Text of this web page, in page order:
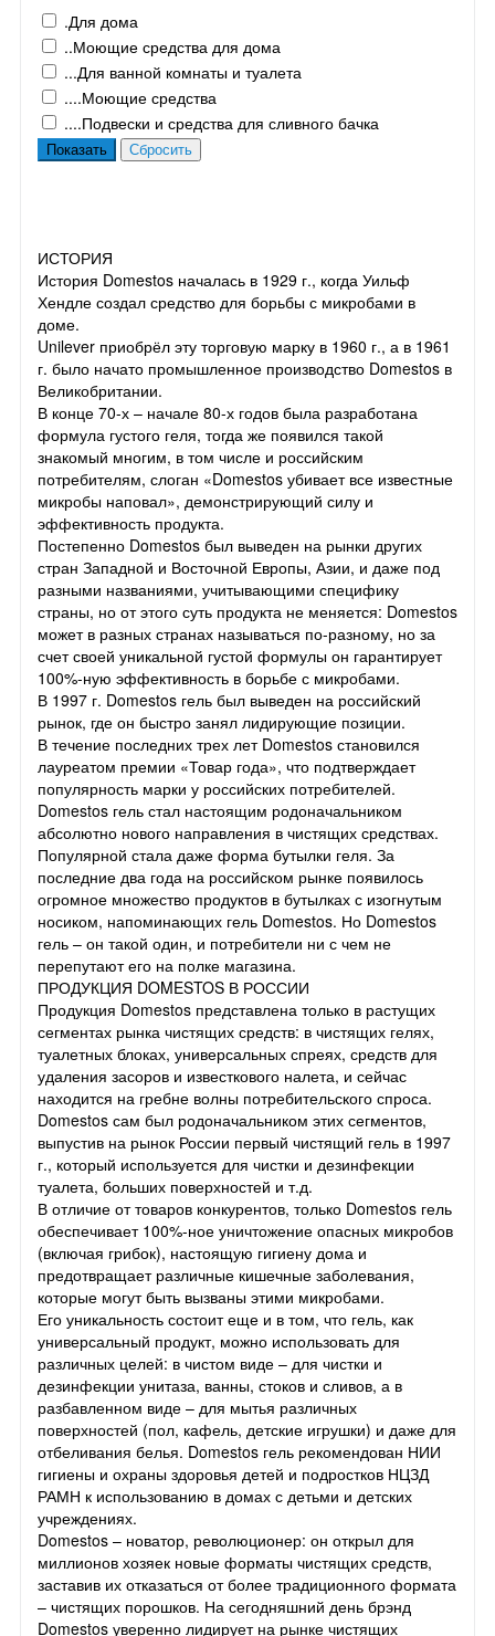
.Для дома
..Моющие средства для дома
...Для ванной комнаты и туалета
....Моющие средства
....Подвески и средства для сливного бачка
ИСТОРИЯ
История Domestos началась в 1929 г., когда Уильф
Хендле создал средство для борьбы с микробами в
доме.
Unilever приобрёл эту торговую марку в 1960 г., а в 1961
г. было начато промышленное производство Domestos в
Великобритании.
В конце 70-х – начале 80-х годов была разработана
формула густого геля, тогда же появился такой
знакомый многим, в том числе и российским
потребителям, слоган «Domestos убивает все известные
микробы наповал», демонстрирующий силу и
эффективность продукта.
Постепенно Domestos был выведен на рынки других
стран Западной и Восточной Европы, Азии, и даже под
разными названиями, учитывающими специфику
страны, но от этого суть продукта не меняется: Domestos
может в разных странах называться по-разному, но за
счет своей уникальной густой формулы он гарантирует
100%-ную эффективность в борьбе с микробами.
В 1997 г. Domestos гель был выведен на российский
рынок, где он быстро занял лидирующие позиции.
В течение последних трех лет Domestos становился
лауреатом премии «Товар года», что подтверждает
популярность марки у российских потребителей.
Domestos гель стал настоящим родоначальником
абсолютно нового направления в чистящих средствах.
Популярной стала даже форма бутылки геля. За
последние два года на российском рынке появилось
огромное множество продуктов в бутылках с изогнутым
носиком, напоминающих гель Domestos. Но Domestos
гель – он такой один, и потребители ни с чем не
перепутают его на полке магазина.
ПРОДУКЦИЯ DOMESTOS В РОССИИ
Продукция Domestos представлена только в растущих
сегментах рынка чистящих средств: в чистящих гелях,
туалетных блоках, универсальных спреях, средств для
удаления засоров и известкового налета, и сейчас
находится на гребне волны потребительского спроса.
Domestos сам был родоначальником этих сегментов,
выпустив на рынок России первый чистящий гель в 1997
г., который используется для чистки и дезинфекции
туалета, больших поверхностей и т.д.
В отличие от товаров конкурентов, только Domestos гель
обеспечивает 100%-ное уничтожение опасных микробов
(включая грибок), настоящую гигиену дома и
предотвращает различные кишечные заболевания,
которые могут быть вызваны этими микробами.
Его уникальность состоит еще и в том, что гель, как
универсальный продукт, можно использовать для
различных целей: в чистом виде – для чистки и
дезинфекции унитаза, ванны, стоков и сливов, а в
разбавленном виде – для мытья различных
поверхностей (пол, кафель, детские игрушки) и даже для
отбеливания белья. Domestos гель рекомендован НИИ
гигиены и охраны здоровья детей и подростков НЦЗД
РАМН к использованию в домах с детьми и детских
учреждениях.
Domestos – новатор, революционер: он открыл для
миллионов хозяек новые форматы чистящих средств,
заставив их отказаться от более традиционного формата
– чистящих порошков. На сегодняшний день брэнд
Domestos уверенно лидирует на рынке чистящих